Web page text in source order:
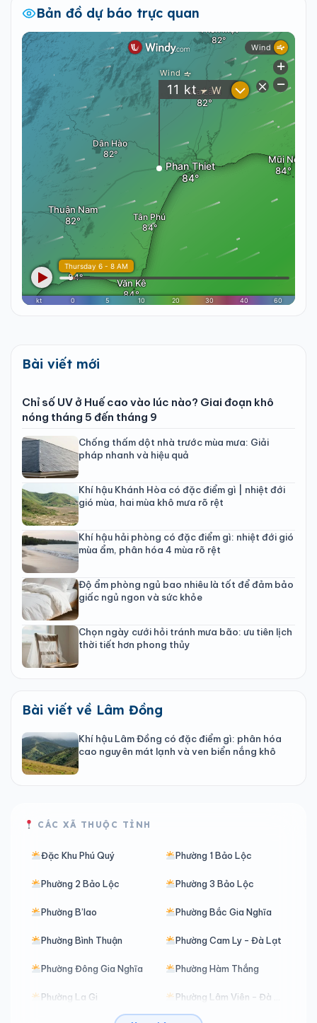
Bản đồ dự báo trực quan
Bài viết mới
Chỉ số UV ở Huế cao vào lúc nào? Giai đoạn khô
nóng tháng 5 đến tháng 9
Chống thấm dột nhà trước mùa mưa: Giải
pháp nhanh và hiệu quả
Khí hậu Khánh Hòa có đặc điểm gì | nhiệt đới
gió mùa, hai mùa khô mưa rõ rệt
Khí hậu hải phòng có đặc điểm gì: nhiệt đới gió
mùa ẩm, phân hóa 4 mùa rõ rệt
Độ ẩm phòng ngủ bao nhiêu là tốt để đảm bảo
giấc ngủ ngon và sức khỏe
Chọn ngày cưới hỏi tránh mưa bão: ưu tiên lịch
thời tiết hơn phong thủy
Bài viết về Lâm Đồng
Khí hậu Lâm Đồng có đặc điểm gì: phân hóa
cao nguyên mát lạnh và ven biển nắng khô
CÁC XÃ THUỘC TỈNH
Đặc Khu Phú Quý Phường 1 Bảo Lộc
Phường 2 Bảo Lộc Phường 3 Bảo Lộc
Phường B’lao Phường Bắc Gia Nghĩa
Phường Bình Thuận Phường Cam Ly - Đà Lạt
Phường Đông Gia Nghĩa Phường Hàm Thắng
Phường La Gi